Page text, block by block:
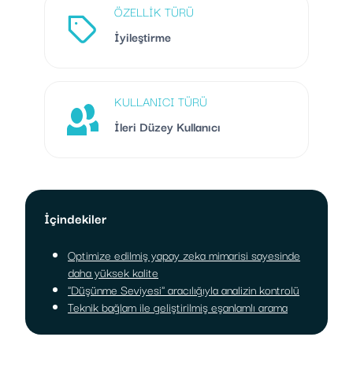
ÖZELLIK TÜRÜ
İyileştirme
KULLANICI TÜRÜ
İleri Düzey Kullanıcı
İçindekiler
Optimize edilmiş yapay zeka mimarisi sayesinde
daha yüksek kalite
"Düşünme Seviyesi" aracılığıyla analizin kontrolü
Teknik bağlam ile geliştirilmiş eşanlamlı arama